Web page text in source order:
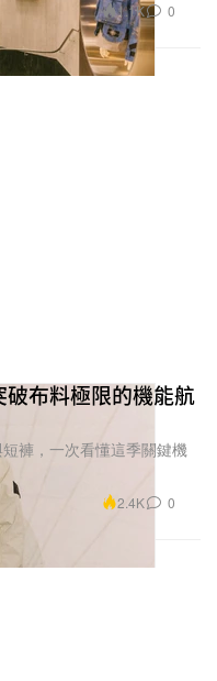
，以相同配色登場，
剪裁的帆布長褲。這
Stone Island
與 Stone Island 而
特別推出一組精心挑
1.1K 0
布料極限的機能航
褲，一次看懂這季關鍵機
2.4K 0